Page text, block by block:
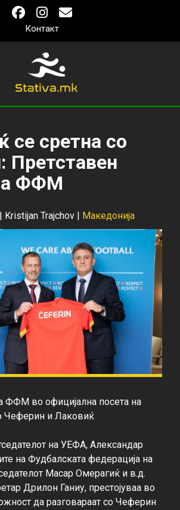
Контакт
се сретна со
Претставен
ФФМ
Kristijan Trajchov | Македонија
ФФМ во официјална посета на
Чеферин и Лаковиќ
на УЕФА, Александар
на Фудбалската федерација на
Масар Омерагиќ и в.д.
Дрилон Ганиу, престојуваа во
да разговараат со Чеферин